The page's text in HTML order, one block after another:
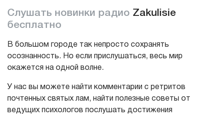
Слушать новинки радио Zakulisie
бесплатно
В большом городе так непросто сохранять
осознанность. Но если прислушаться, весь мир
окажется на одной волне.
У нас вы можете найти комментарии с ретритов
почтенных святых лам, найти полезные советы от
ведущих психологов послушать достижения